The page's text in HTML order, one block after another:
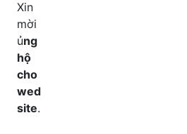
Xin
mời
ủng
hộ
cho
wed
site.